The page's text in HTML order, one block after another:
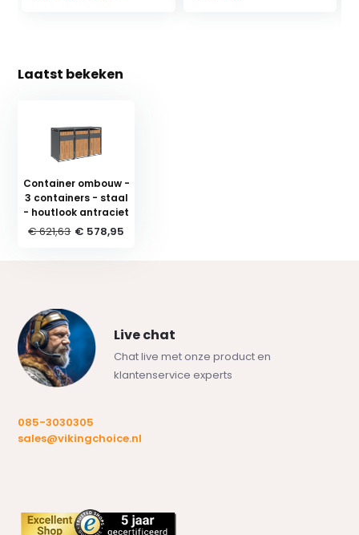
Laatst bekeken
Container ombouw -
3 containers - staal
- houtlook antraciet
€ 621,63 € 578,95
Live chat
Chat live met onze product en
klantenservice experts
085-3030305
sales@vikingchoice.nl